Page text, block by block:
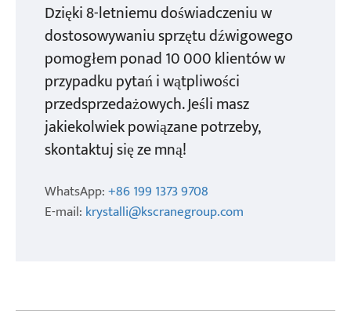
Dzięki 8-letniemu doświadczeniu w
dostosowywaniu sprzętu dźwigowego
pomogłem ponad 10 000 klientów w
przypadku pytań i wątpliwości
przedsprzedażowych. Jeśli masz
jakiekolwiek powiązane potrzeby,
skontaktuj się ze mną!
WhatsApp:+86 199 1373 9708
E-mail: krystalli@kscranegroup.com